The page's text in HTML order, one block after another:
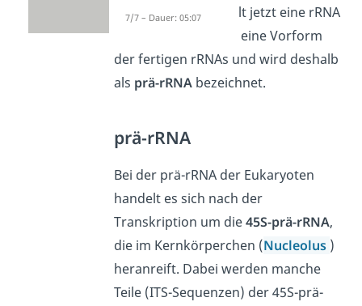
Polymerase und stellt jetzt eine rRNA
dar. Diese ist jedoch eine Vorform
der fertigen rRNAs und wird deshalb
als prä-rRNA bezeichnet.
prä-rRNA
Bei der prä-rRNA der Eukaryoten
handelt es sich nach der
Transkription um die45S-prä-rRNA,
die im Kernkörperchen (Nucleolus )
heranreift. Dabei werden manche
Teile (ITS-Sequenzen) der 45S-prä-
7/7 – Dauer: 05:07